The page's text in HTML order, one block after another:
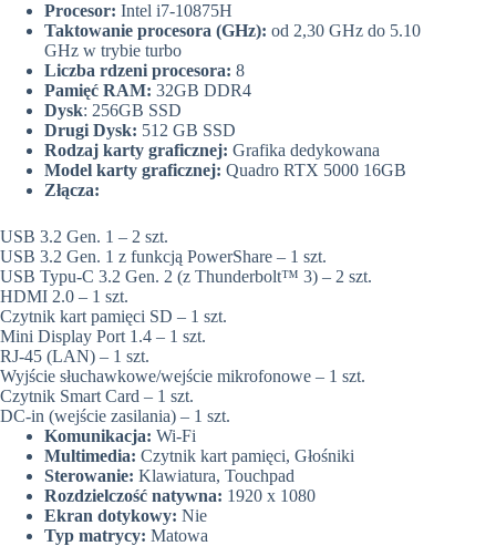
Procesor: Intel i7-10875H
Taktowanie procesora (GHz): od 2,30 GHz do 5.10
GHz w trybie turbo
Liczba rdzeni procesora: 8
Pamięć RAM: 32GB DDR4
Dysk: 256GB SSD
Drugi Dysk: 512 GB SSD
Rodzaj karty graficznej: Grafika dedykowana
Model karty graficznej: Quadro RTX 5000 16GB
Złącza:
USB 3.2 Gen. 1 – 2 szt.
USB 3.2 Gen. 1 z funkcją PowerShare – 1 szt.
USB Typu-C 3.2 Gen. 2 (z Thunderbolt™ 3) – 2 szt.
HDMI 2.0 – 1 szt.
Czytnik kart pamięci SD – 1 szt.
Mini Display Port 1.4 – 1 szt.
RJ-45 (LAN) – 1 szt.
Wyjście słuchawkowe/wejście mikrofonowe – 1 szt.
Czytnik Smart Card – 1 szt.
DC-in (wejście zasilania) – 1 szt.
Komunikacja: Wi-Fi
Multimedia: Czytnik kart pamięci, Głośniki
Sterowanie: Klawiatura, Touchpad
Rozdzielczość natywna: 1920 x 1080
Ekran dotykowy: Nie
Typ matrycy: Matowa